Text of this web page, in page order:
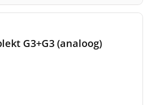
G3+G3 (analoog)